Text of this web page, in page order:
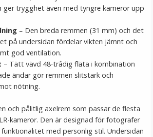
ger trygghet även med tyngre kameror upp
– Den breda remmen (31 mm) och det
på undersidan fördelar vikten jämnt och
god ventilation.
– Tätt vävd 48-trådig fläta i kombination
ändar gör remmen slitstark och
nötning.
och pålitlig axelrem som passar de flesta
kameror. Den är designad för fotografer
med personlig stil. Undersidan